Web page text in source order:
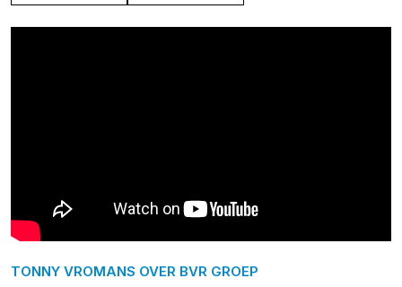
TONNY VROMANS OVER BVR GROEP